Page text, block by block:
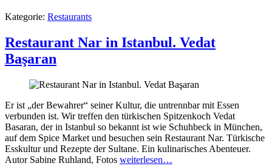
Kategorie: Restaurants
Restaurant Nar in Istanbul. Vedat
Başaran
Er ist „der Bewahrer“ seiner Kultur, die untrennbar mit Essen
verbunden ist. Wir treffen den türkischen Spitzenkoch Vedat
Basaran, der in Istanbul so bekannt ist wie Schuhbeck in München,
auf dem Spice Market und besuchen sein Restaurant Nar. Türkische
Esskultur und Rezepte der Sultane. Ein kulinarisches Abenteuer.
Autor Sabine Ruhland, Fotos weiterlesen…